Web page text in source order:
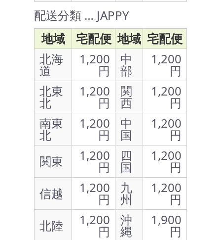
配送分類 … JAPPY
地域
宅配便 地域 宅配便
北海
道
1,200
円
中
部
1,200
円
北東
北
1,200
円
関
西
1,200
円
南東
北
1,200
円
中
国
1,200
円
関東
1,200
円
四
国
1,200
円
信越
1,200
円
九
州
1,200
円
北陸
1,200
円
沖
縄
1,900
円